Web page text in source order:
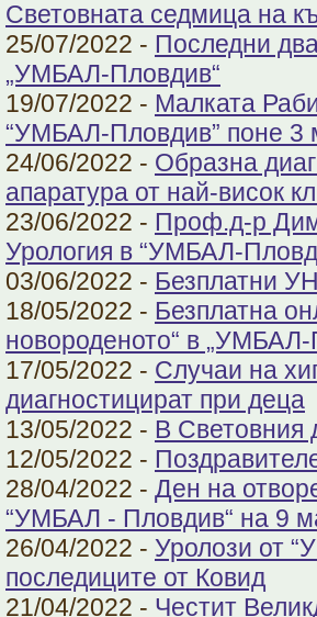
Световната седмица на
25/07/2022 - Последни
„УМБАЛ-Пловдив“
19/07/2022 - Малката
“УМБАЛ-Пловдив” поне 3
24/06/2022 - Образна
апаратура от най-висок
23/06/2022 - Проф.д-р
Урология в “УМБАЛ-
03/06/2022 - Безплатни
18/05/2022 - Безплатна
новороденото“ в „УМБАЛ-
17/05/2022 - Случаи на
диагностицират при деца
13/05/2022 - В Световния
12/05/2022 -
28/04/2022 - Ден на
“УМБАЛ - Пловдив“ на 9
26/04/2022 - Уролози от
последиците от Ковид
21/04/2022 - Честит